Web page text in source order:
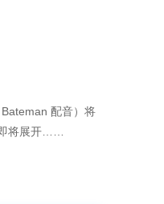
配音）将
将展开……